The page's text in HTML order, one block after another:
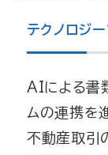
テクノロジ
AIによる書
ムの連携を
不動産取引